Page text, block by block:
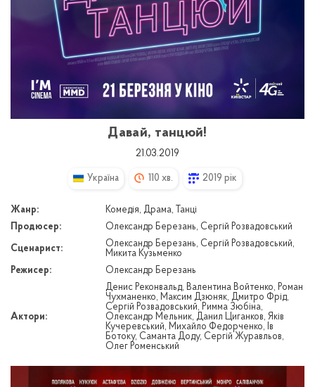
Давай, танцюй!
21.03.2019
Україна 110 хв. 2019 рік
Жанр:
Комедія, Драма, Танці
Продюсер:
Олександр Березань, Сергій Розвадовський
Сценарист:
Олександр Березань, Сергій Розвадовський,
Микита Кузьменко
Режисер:
Олександр Березань
Актори:
Денис Реконвальд, Валентина Войтенко, Роман
Чухманенко, Максим Дзюняк, Дмитро Фрід,
Сергій Розвадовський, Римма Зюбіна,
Олександр Мельник, Данил Циганков, Яків
Кучеревський, Михайло Федорченко, Ів
Ботоку, Саманта Доду, Сергій Журавльов,
Олег Роменський